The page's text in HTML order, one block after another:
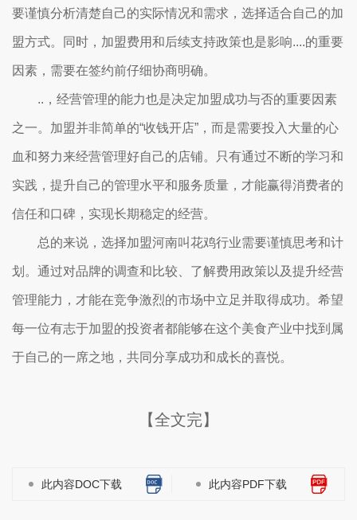
要谨慎分析清楚自己的实际情况和需求，选择适合自己的加
盟方式。同时，加盟费用和后续支持政策也是影响....的重要
因素，需要在签约前仔细协商明确。
..，经营管理的能力也是决定加盟成功与否的重要因素
之一。加盟并非简单的“收钱开店”，而是需要投入大量的心
血和努力来经营管理好自己的店铺。只有通过不断的学习和
实践，提升自己的管理水平和服务质量，才能赢得消费者的
信任和口碑，实现长期稳定的经营。
总的来说，选择加盟河南叫花鸡行业需要谨慎思考和计
划。通过对品牌的调查和比较、了解费用政策以及提升经营
管理能力，才能在竞争激烈的市场中立足并取得成功。希望
每一位有志于加盟的投资者都能够在这个美食产业中找到属
于自己的一席之地，共同分享成功和成长的喜悦。
【全文完】
此内容DOC下载 此内容PDF下载